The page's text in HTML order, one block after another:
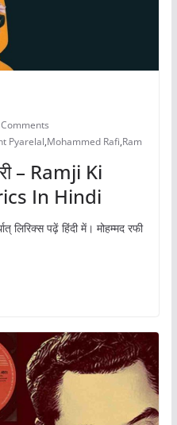
Pyarelal,Mohammed Rafi,Ram
– Ramji Ki
In Hindi
लिरिक्स पढ़ें हिंदी में। मोहम्मद रफी